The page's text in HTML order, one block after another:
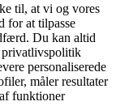
til, at vi og vores
for at tilpasse
Du kan altid
privatlivspolitik
personaliserede
måler resultater
funktioner